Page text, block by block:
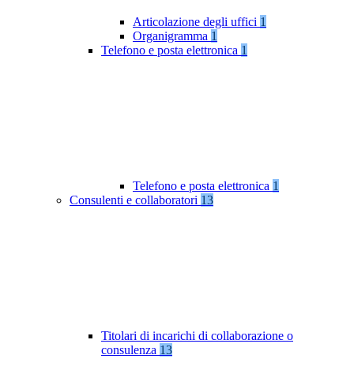
Articolazione degli uffici 1
Organigramma 1
Telefono e posta elettronica 1
Telefono e posta elettronica 1
Consulenti e collaboratori 13
Titolari di incarichi di collaborazione o
consulenza 13